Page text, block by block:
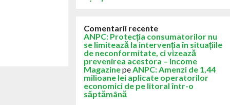
Comentarii recente
ANPC: Protecția consumatorilor nu
se limitează la intervenția în situațiile
de neconformitate, ci vizează
prevenirea acestora – Income
MagazinepeANPC: Amenzi de 1,44
milioane lei aplicate operatorilor
economici de pe litoral într-o
săptămână